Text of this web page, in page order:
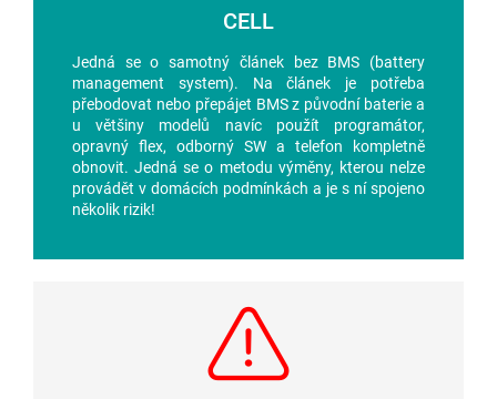
CELL
Jedná se o samotný článek bez BMS (battery
management system). Na článek je potřeba
přebodovat nebo přepájet BMS z původní baterie a
u většiny modelů navíc použít programátor,
opravný flex, odborný SW a telefon kompletně
obnovit. Jedná se o metodu výměny, kterou nelze
provádět v domácích podmínkách a je s ní spojeno
několik rizik!